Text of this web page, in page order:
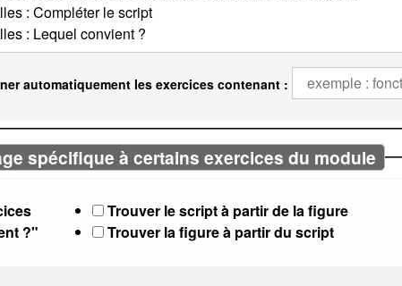
automatiquement les exercices contenant :
spécifique à certains exercices du module
?"
Trouver le script à partir de la figure
Trouver la figure à partir du script